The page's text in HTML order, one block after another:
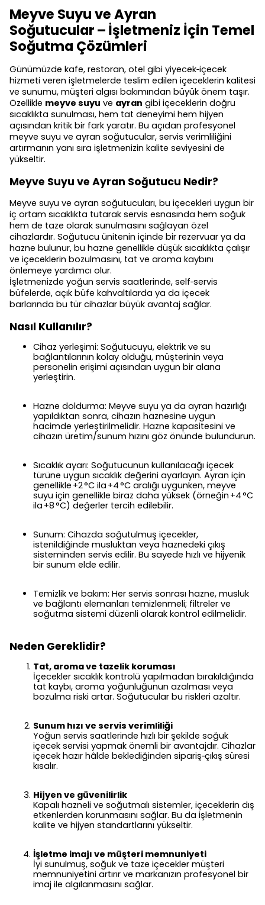
Meyve Suyu ve Ayran
Soğutucular – İşletmeniz İçin Temel
Soğutma Çözümleri
Günümüzde kafe, restoran, otel gibi yiyecek‑içecek
hizmeti veren işletmelerde teslim edilen içeceklerin kalitesi
ve sunumu, müşteri algısı bakımından büyük önem taşır.
Özellikle meyve suyu ve ayran gibi içeceklerin doğru
sıcaklıkta sunulması, hem tat deneyimi hem hijyen
açısından kritik bir fark yaratır. Bu açıdan profesyonel
meyve suyu ve ayran soğutucular, servis verimliliğini
artırmanın yanı sıra işletmenizin kalite seviyesini de
yükseltir.
Meyve Suyu ve Ayran Soğutucu Nedir?
Meyve suyu ve ayran soğutucuları, bu içecekleri uygun bir
iç ortam sıcaklıkta tutarak servis esnasında hem soğuk
hem de taze olarak sunulmasını sağlayan özel
cihazlardır. Soğutucu ünitenin içinde bir rezervuar ya da
hazne bulunur, bu hazne genellikle düşük sıcaklıkta çalışır
ve içeceklerin bozulmasını, tat ve aroma kaybını
önlemeye yardımcı olur.
İşletmenizde yoğun servis saatlerinde, self‑servis
büfelerde, açık büfe kahvaltılarda ya da içecek
barlarında bu tür cihazlar büyük avantaj sağlar.
Nasıl Kullanılır?
Cihaz yerleşimi: Soğutucuyu, elektrik ve su
bağlantılarının kolay olduğu, müşterinin veya
personelin erişimi açısından uygun bir alana
yerleştirin.
Hazne doldurma: Meyve suyu ya da ayran hazırlığı
yapıldıktan sonra, cihazın haznesine uygun
hacimde yerleştirilmelidir. Hazne kapasitesini ve
cihazın üretim/sunum hızını göz önünde bulundurun.
Sıcaklık ayarı: Soğutucunun kullanılacağı içecek
türüne uygun sıcaklık değerini ayarlayın. Ayran için
genellikle +2 °C ila +4 °C aralığı uygunken, meyve
suyu için genellikle biraz daha yüksek (örneğin +4 °C
ila +8 °C) değerler tercih edilebilir.
Sunum: Cihazda soğutulmuş içecekler,
istenildiğinde musluktan veya haznedeki çıkış
sisteminden servis edilir. Bu sayede hızlı ve hijyenik
bir sunum elde edilir.
Temizlik ve bakım: Her servis sonrası hazne, musluk
ve bağlantı elemanları temizlenmeli; filtreler ve
soğutma sistemi düzenli olarak kontrol edilmelidir.
Neden Gereklidir?
Tat, aroma ve tazelik koruması
İçecekler sıcaklık kontrolü yapılmadan bırakıldığında
tat kaybı, aroma yoğunluğunun azalması veya
bozulma riski artar. Soğutucular bu riskleri azaltır.
Sunum hızı ve servis verimliliği
Yoğun servis saatlerinde hızlı bir şekilde soğuk
içecek servisi yapmak önemli bir avantajdır. Cihazlar
içecek hazır hâlde beklediğinden sipariş‑çıkış süresi
kısalır.
Hijyen ve güvenilirlik
Kapalı hazneli ve soğutmalı sistemler, içeceklerin dış
etkenlerden korunmasını sağlar. Bu da işletmenin
kalite ve hijyen standartlarını yükseltir.
İşletme imajı ve müşteri memnuniyeti
İyi sunulmuş, soğuk ve taze içecekler müşteri
memnuniyetini artırır ve markanızın profesyonel bir
imaj ile algılanmasını sağlar.